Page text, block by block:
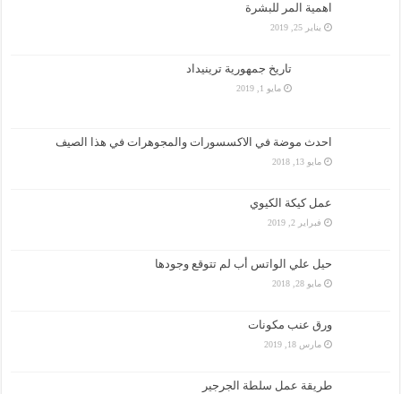
اهمية المر للبشرة
يناير 25, 2019
تاريخ جمهورية ترينيداد
مايو 1, 2019
احدث موضة في الاكسسورات والمجوهرات في هذا الصيف
مايو 13, 2018
عمل كيكة الكيوي
فبراير 2, 2019
حيل علي الواتس أب لم تتوقع وجودها
مايو 28, 2018
ورق عنب مكونات
مارس 18, 2019
طريقة عمل سلطة الجرجير